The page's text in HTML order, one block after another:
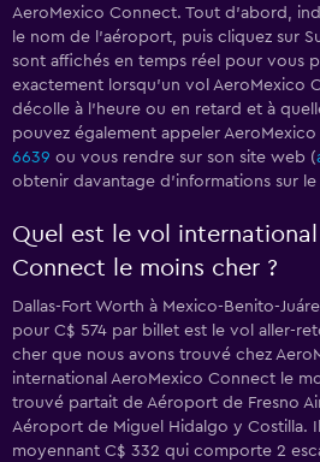
AeroMexico Connect. Tout d'abord,
le nom de l'aéroport, puis cliquez sur
sont affichés en temps réel pour vous
exactement lorsqu'un vol AeroMexico
décolle à l'heure ou en retard et à
pouvez également appeler
6639 ou vous rendre sur son site web (
obtenir davantage d'informations sur le
Quel est le vol
Connect le moins cher ?
Dallas-Fort Worth à Mexico-Benito-
pour C$ 574 par billet est le vol aller-
cher que nous avons trouvé chez
international AeroMexico Connect le
trouvé partait de Aéroport de Fresno
Aéroport de Miguel Hidalgo y Costilla.
moyennant C$ 332 qui comporte 2